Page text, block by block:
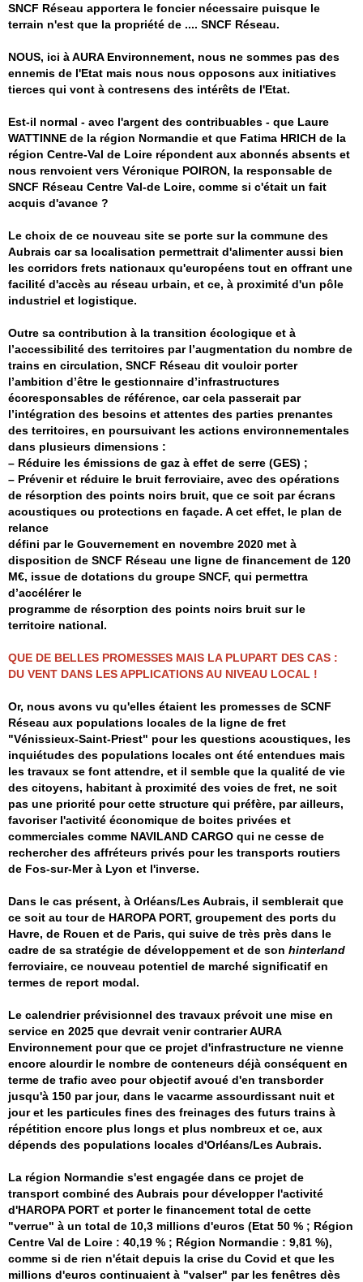
SNCF Réseau apportera le foncier nécessaire puisque le
terrain n'est que la propriété de .... SNCF Réseau.
NOUS, ici à AURA Environnement, nous ne sommes pas des
ennemis de l'Etat mais nous nous opposons aux initiatives
tierces qui vont à contresens des intérêts de l'Etat.
Est-il normal - avec l'argent des contribuables - que Laure
WATTINNE de la région Normandie et que Fatima HRICH de la
région Centre-Val de Loire répondent aux abonnés absents et
nous renvoient vers Véronique POIRON, la responsable de
SNCF Réseau Centre Val-de Loire, comme si c'était un fait
acquis d'avance ?
Le choix de ce nouveau site se porte sur la commune des
Aubrais car sa localisation permettrait d'alimenter aussi bien
les corridors frets nationaux qu'européens tout en offrant une
facilité d'accès au réseau urbain, et ce, à proximité d'un pôle
industriel et logistique.
Outre sa contribution à la transition écologique et à
l’accessibilité des territoires par l’augmentation du nombre de
trains en circulation, SNCF Réseau dit vouloir porter
l’ambition d’être le gestionnaire d’infrastructures
écoresponsables de référence, car cela passerait par
l’intégration des besoins et attentes des parties prenantes
des territoires, en poursuivant les actions environnementales
dans plusieurs dimensions :
– Réduire les émissions de gaz à effet de serre (GES) ;
– Prévenir et réduire le bruit ferroviaire, avec des opérations
de résorption des points noirs bruit, que ce soit par écrans
acoustiques ou protections en façade. A cet effet, le plan de
relance
défini par le Gouvernement en novembre 2020 met à
disposition de SNCF Réseau une ligne de financement de 120
M€, issue de dotations du groupe SNCF, qui permettra
d’accélérer le
programme de résorption des points noirs bruit sur le
territoire national.
QUE DE BELLES PROMESSES MAIS LA PLUPART DES CAS :
DU VENT DANS LES APPLICATIONS AU NIVEAU LOCAL !
Or, nous avons vu qu'elles étaient les promesses de SCNF
Réseau aux populations locales de la ligne de fret
"Vénissieux-Saint-Priest" pour les questions acoustiques, les
inquiétudes des populations locales ont été entendues mais
les travaux se font attendre, et il semble que la qualité de vie
des citoyens, habitant à proximité des voies de fret, ne soit
pas une priorité pour cette structure qui préfère, par ailleurs,
favoriser l'activité économique de boites privées et
commerciales comme NAVILAND CARGO qui ne cesse de
rechercher des affréteurs privés pour les transports routiers
de Fos-sur-Mer à Lyon et l'inverse.
Dans le cas présent, à Orléans/Les Aubrais, il semblerait que
ce soit au tour de HAROPA PORT, groupement des ports du
Havre, de Rouen et de Paris, qui suive de très près dans le
cadre de sa stratégie de développement et de son hinterland
ferroviaire, ce nouveau potentiel de marché significatif en
termes de report modal.
Le calendrier prévisionnel des travaux prévoit une mise en
service en 2025 que devrait venir contrarier AURA
Environnement pour que ce projet d'infrastructure ne vienne
encore alourdir le nombre de conteneurs déjà conséquent en
terme de trafic avec pour objectif avoué d'en transborder
jusqu'à 150 par jour, dans le vacarme assourdissant nuit et
jour et les particules fines des freinages des futurs trains à
répétition encore plus longs et plus nombreux et ce, aux
dépends des populations locales d'Orléans/Les Aubrais.
La région Normandie s'est engagée dans ce projet de
transport combiné des Aubrais pour développer l'activité
d'HAROPA PORT et porter le financement total de cette
"verrue" à un total de 10,3 millions d'euros (Etat 50 % ; Région
Centre Val de Loire : 40,19 % ; Région Normandie : 9,81 %),
comme si de rien n'était depuis la crise du Covid et que les
millions d'euros continuaient à "valser" par les fenêtres dès